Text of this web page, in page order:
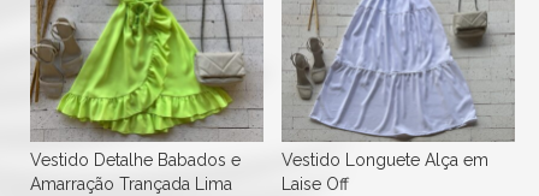
Vestido Detalhe Babados e
Amarração Trançada Lima
Vestido Longuete Alça em
Laise Off